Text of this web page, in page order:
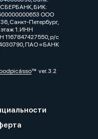
БИК:
ООО
Санкт-Петербург,
1. ИНН
1167847427550, р/с
ПАО «БАНК
ver. 3.2